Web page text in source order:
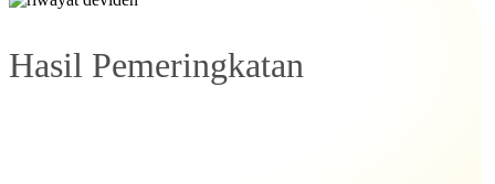
Hasil Pemeringkatan